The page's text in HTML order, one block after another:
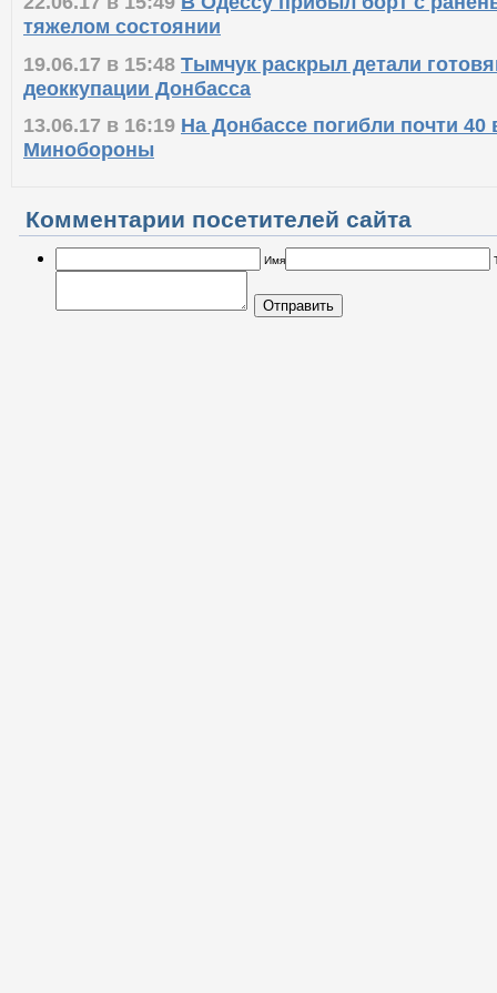
тяжелом состоянии
19.06.17 в 15:48 Тымчук раскрыл детали
деоккупации Донбасса
13.06.17 в 16:19 На Донбассе погибли почти
Минобороны
Комментарии посетителей сайта
Имя
Отправить